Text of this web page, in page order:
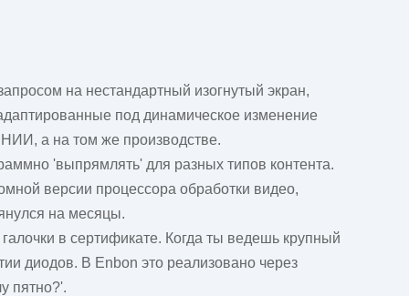
на нестандартный изогнутый экран,
под динамическое изменение
а на том же производстве.
'выпрямлять' для разных типов контента.
версии процессора обработки видео,
на месяцы.
в сертификате. Когда ты ведешь крупный
диодов. В Enbon это реализовано через
пятно?'.